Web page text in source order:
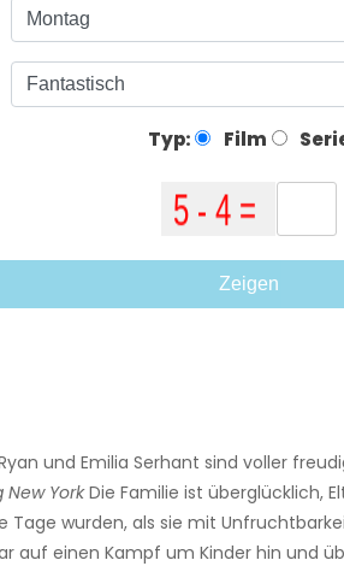
Typ: Film
Zeigen
und Emilia Serhant sind voller
New YorkDie Familie ist überglücklich,
Tage wurden, als sie mit
auf einen Kampf um Kinder hin und